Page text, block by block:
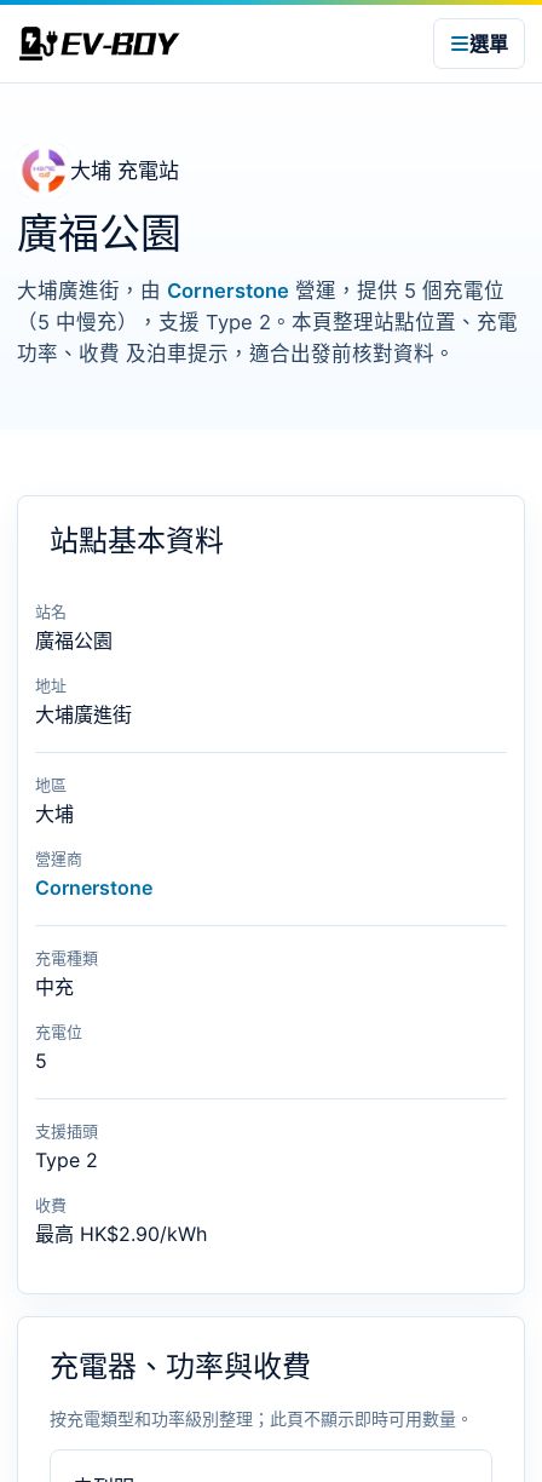
選單
大埔 充電站
廣福公園
大埔廣進街，由 Cornerstone 營運，提供 5 個充電位
（5 中慢充），支援 Type 2。本頁整理站點位置、充電
功率、收費 及泊車提示，適合出發前核對資料。
站點基本資料
站名
廣福公園
地址
大埔廣進街
地區
大埔
營運商
Cornerstone
充電種類
中充
充電位
5
支援插頭
Type 2
收費
最高 HK$2.90/kWh
充電器、功率與收費
按充電類型和功率級別整理；此頁不顯示即時可用數量。